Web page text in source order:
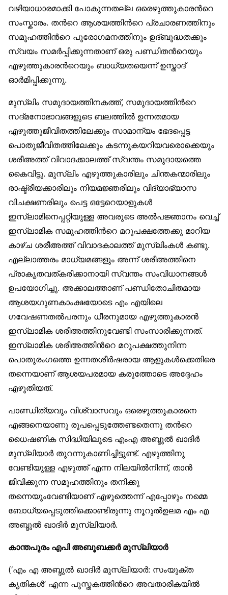
വഴിയാധാരമാക്കി പോകുന്നതല്ല ഒരെഴുത്തുകാരന്‍റെ
സംസ്കാരം. തന്‍റെ ആശയത്തിന്‍റെ പ്രചാരണത്തിനും
സമൂഹത്തിന്‍റെ പുരോഗമനത്തിനും ഉദ്ബുദ്ധതക്കും
സ്വയം സമര്‍പ്പിക്കുന്നതാണ് ഒരു പണ്ഡിതന്‍റെയും
എഴുത്തുകാരന്‍റെയും ബാധ്യതയെന്ന് ഉസ്താദ്
ഓര്‍മിപ്പിക്കുന്നു.
മുസ്‌ലിം സമുദായത്തിനകത്ത്, സമുദായത്തിന്‍റെ
സദ്മനോഭാവങ്ങളുടെ ബലത്തില്‍ ഉന്നതമായ
എഴുത്തുജീവിതത്തിലേക്കും സാമാന്യം ഭേദപ്പെട്ട
പൊതുജീവിതത്തിലേക്കും കടന്നുകയറിയവരൊക്കെയും
ശരീഅത്ത് വിവാദക്കാലത്ത് സ്വന്തം സമുദായത്തെ
കൈവിട്ടു. മുസ്‌ലിം എഴുത്തുകാരിലും ചിന്തകന്മാരിലും
രാഷ്ട്രീയക്കാരിലും നിയമജ്ഞരിലും വിദ്യാഭ്യാസ
വിചക്ഷണരിലും പെട്ട ഒട്ടേറെയാളുകള്‍
ഇസ്ലാമിനെപ്പറ്റിയുള്ള അവരുടെ അല്‍പജ്ഞാനം വെച്ച്
ഇസ്ലാമിക സമൂഹത്തിന്‍റെ മറുപക്ഷത്തേക്കു മാറിയ
കാഴ്ച ശരീഅത്ത് വിവാദകാലത്ത് മുസ്‌ലിംകള്‍ കണ്ടു.
എല്ലാത്തരം മാധ്യമങ്ങളും അന്ന് ശരീഅത്തിനെ
പ്രാകൃതവത്കരിക്കാനായി സ്വന്തം സംവിധാനങ്ങള്‍
ഉപയോഗിച്ചു. അക്കാലത്താണ് പണ്ഡിതോചിതമായ
ആശയഗുണകാംക്ഷയോടെ എം എയിലെ
ഗവേഷണതല്‍പരനും ധീരനുമായ എഴുത്തുകാരന്‍
ഇസ്ലാമിക ശരീഅത്തിനുവേണ്ടി സംസാരിക്കുന്നത്.
ഇസ്ലാമിക ശരീഅത്തിന്‍റെ മറുപക്ഷത്തുനിന്ന
പൊതുരംഗത്തെ ഉന്നതശീര്‍ഷരായ ആളുകള്‍ക്കെതിരെ
തന്നെയാണ് ആശയപരമായ കരുത്തോടെ അദ്ദേഹം
എഴുതിയത്.
പാണ്ഡിത്യവും വിശ്വാസവും ഒരെഴുത്തുകാരനെ
എങ്ങനെയാണു രൂപപ്പെടുത്തേണ്ടതെന്നു തന്‍റെ
ധൈഷണിക സിദ്ധിയിലൂടെ എംഎ അബ്ദുല്‍ ഖാദിര്‍
മുസ്‌ലിയാര്‍ തുറന്നുകാണിച്ചിട്ടുണ്ട്. എഴുത്തിനു
വേണ്ടിയുള്ള എഴുത്ത് എന്ന നിലയില്‍നിന്ന്, താന്‍
ജീവിക്കുന്ന സമൂഹത്തിനും തനിക്കു
തന്നെയുംവേണ്ടിയാണ് എഴുത്തെന്ന് എപ്പോഴും നമ്മെ
ബോധ്യപ്പെടുത്തിക്കൊണ്ടിരുന്നു നൂറുല്‍ഉലമ എം എ
അബ്ദുല്‍ ഖാദിര്‍ മുസ്‌ലിയാര്‍.
കാന്തപുരം എപി അബൂബക്കര്‍ മുസ്‌ലിയാര്‍
(‘എം എ അബ്ദുല്‍ ഖാദിര്‍ മുസ്‌ലിയാര്‍: സംയുക്ത
കൃതികള്‍’ എന്ന പുസ്തകത്തിന്‍റെ അവതാരികയില്‍